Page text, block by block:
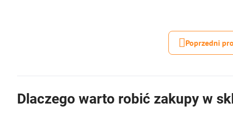
Poprzedni
Dlaczego warto robić zakupy w